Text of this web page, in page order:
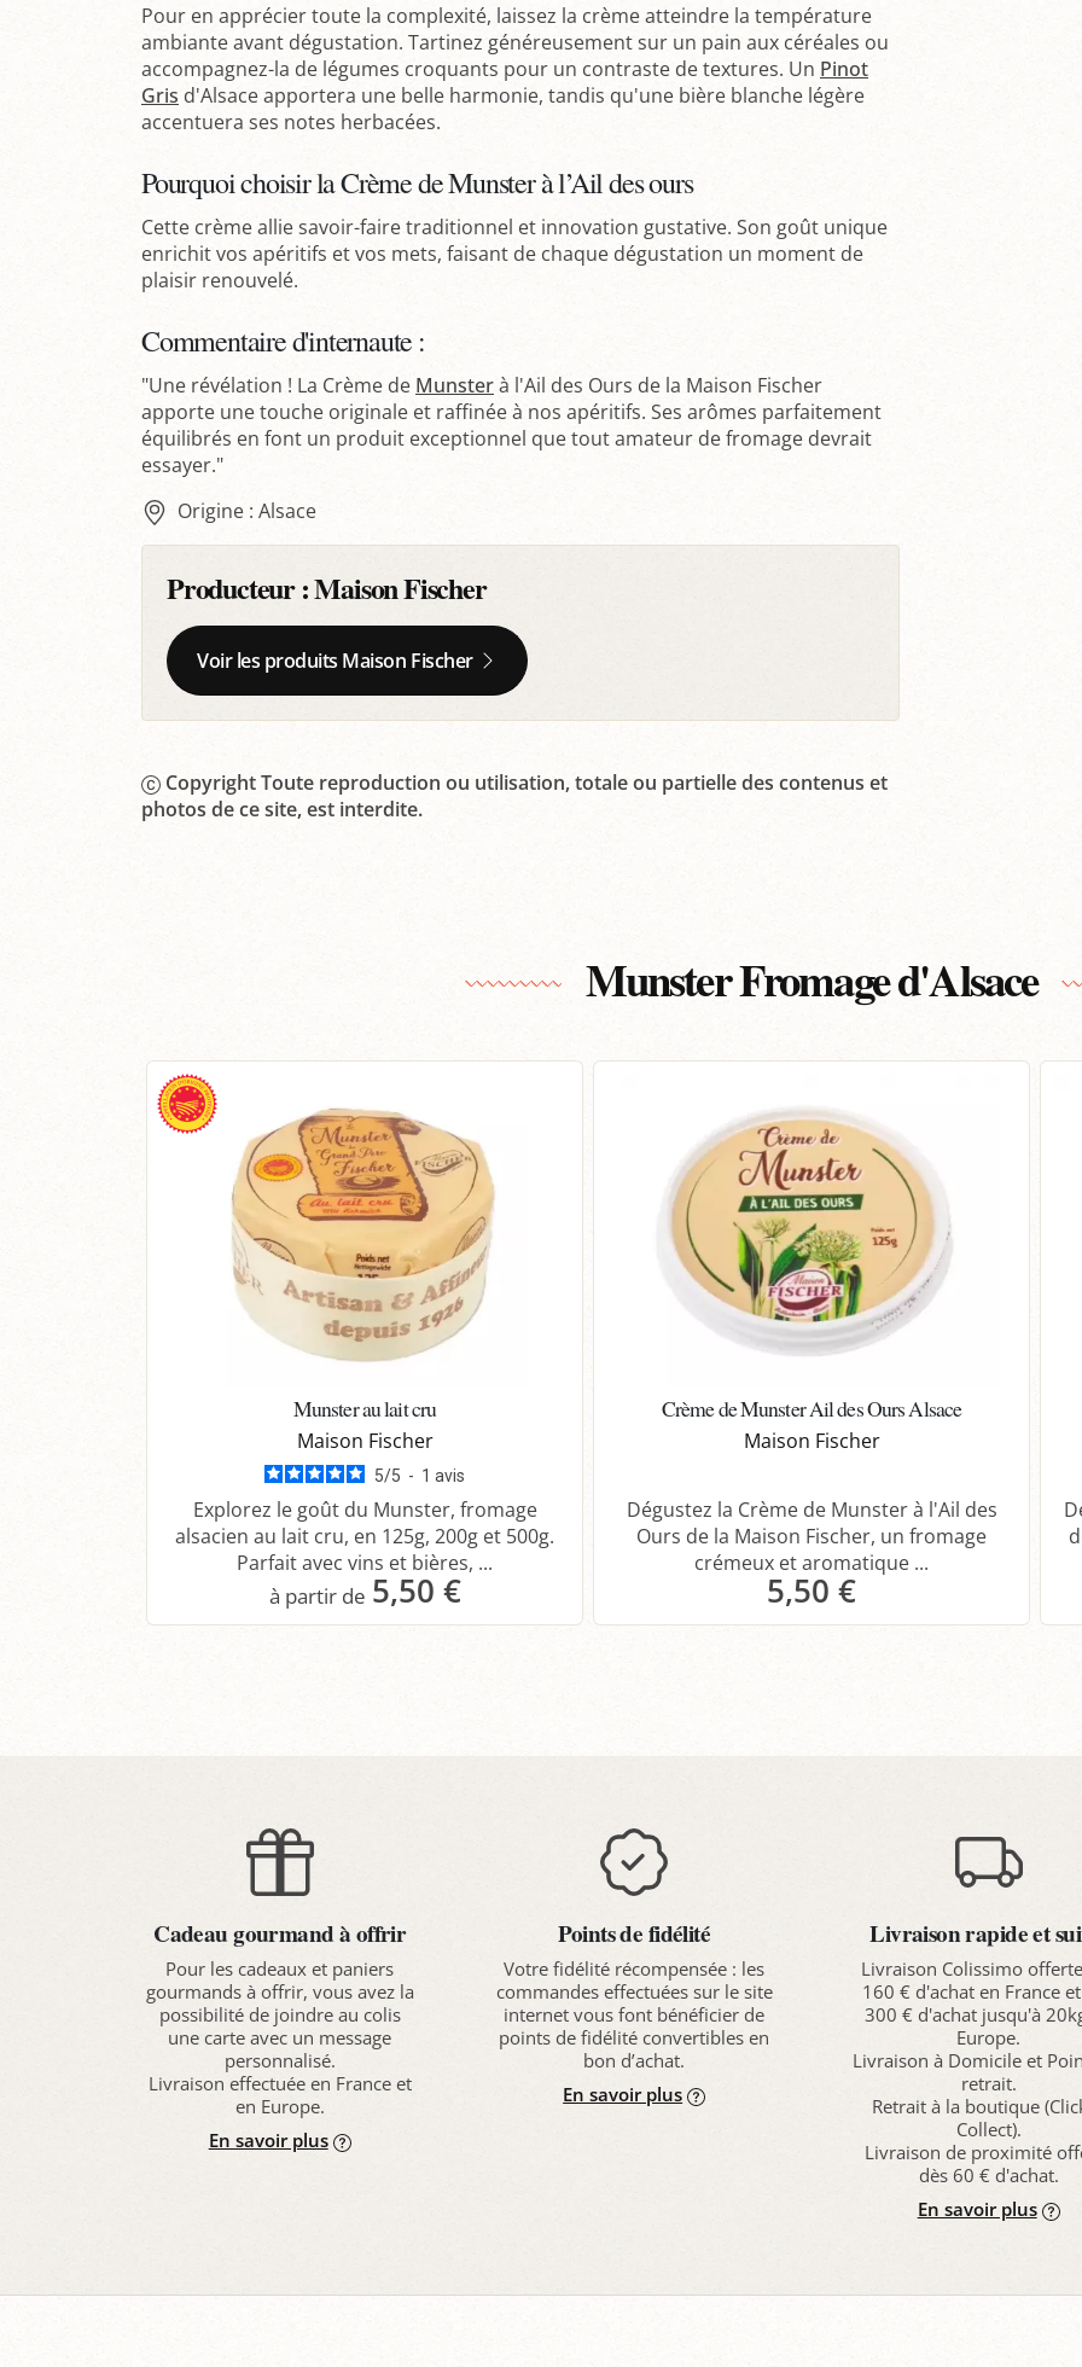
Pour en apprécier toute la complexité, laissez la crème atteindre la température
ambiante avant dégustation. Tartinez généreusement sur un pain aux céréales ou
accompagnez-la de légumes croquants pour un contraste de textures. Un Pinot
Gris d'Alsace apportera une belle harmonie, tandis qu'une bière blanche légère
accentuera ses notes herbacées.
Pourquoi choisir la Crème de Munster à l’Ail des ours
Cette crème allie savoir-faire traditionnel et innovation gustative. Son goût unique
enrichit vos apéritifs et vos mets, faisant de chaque dégustation un moment de
plaisir renouvelé.
Commentaire d'internaute :
"Une révélation ! La Crème de Munsterà l'Ail des Ours de la Maison Fischer
apporte une touche originale et raffinée à nos apéritifs. Ses arômes parfaitement
équilibrés en font un produit exceptionnel que tout amateur de fromage devrait
essayer."
Origine : Alsace
Producteur :Maison Fischer
Voir les produits Maison Fischer
Copyright Toute reproduction ou utilisation, totale ou partielle des contenus et
photos de ce site, est interdite.
Munster Fromage d'Alsace
Munster au lait cru
Maison Fischer
5/5 - 1 avis
Explorez le goût du Munster, fromage
alsacien au lait cru, en 125g, 200g et 500g.
Parfait avec vins et bières, ...
5,50 €
Crème de Munster Ail des Ours Alsace
Maison Fischer
Dégustez la Crème de Munster à l'Ail des
Ours de la Maison Fischer, un fromage
crémeux et aromatique ...
5,50 €
Cadeau gourmand à offrir
Pour les cadeaux et paniers
gourmands à offrir, vous avez la
possibilité de joindre au colis
une carte avec un message
personnalisé.
Livraison effectuée en France et
en Europe.
En savoir plus
Points de fidélité
Votre fidélité récompensée : les
commandes effectuées sur le site
internet vous font bénéficier de
points de fidélité convertibles en
bon d’achat.
En savoir plus
Livraison rapide et
Livraison Colissimo
160 € d'achat en France
300 € d'achat jusqu'à
Europe.
Livraison à Domicile et
retrait.
Retrait à la boutique
Collect).
Livraison de proximité
dès 60 € d'achat.
En savoir plus